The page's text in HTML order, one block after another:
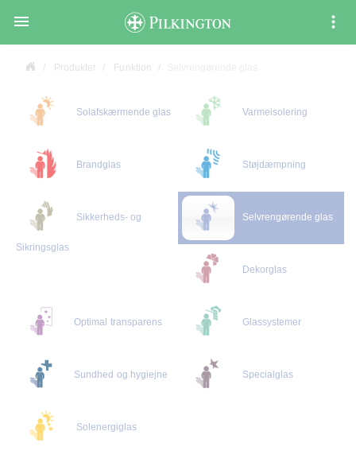

Produkter Funktion
Solafskærmende glas Varmeisolering
Brandglas Støjdæmpning
Sikkerheds- og
Sikringsglas
Selvrengørende glas
Dekorglas
Optimal transparens Glassystemer
Sundhed og hygiejne Specialglas
Solenergiglas